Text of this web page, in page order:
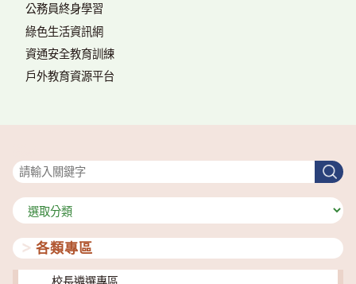
公務員終身學習
綠色生活資訊網
資通安全教育訓練
戶外教育資源平台
搜
尋
分
類
各類專區